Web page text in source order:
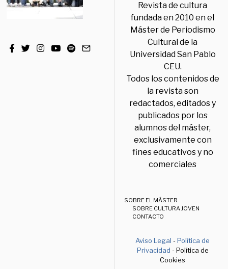
Revista de cultura
fundada en 2010 en el
Máster de Periodismo
Cultural de la
Universidad San Pablo
CEU.
Todos los contenidos de
la revista son
redactados, editados y
publicados por los
alumnos del máster,
exclusivamente con
fines educativos y no
comerciales
SOBRE EL MÁSTER
SOBRE CULTURA JOVEN
CONTACTO
Aviso Legal -Política de
Privacidad - Política de
Cookies